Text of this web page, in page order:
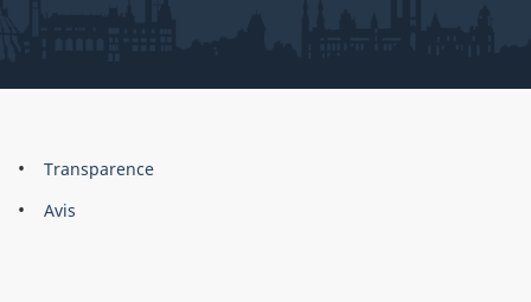
About
this
Brand
Transparence
Avis